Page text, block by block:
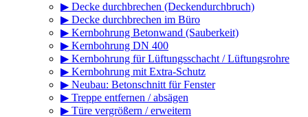
▶ Decke durchbrechen (Deckendurchbruch)
▶ Decke durchbrechen im Büro
▶ Kernbohrung Betonwand (Sauberkeit)
▶ Kernbohrung DN 400
▶ Kernbohrung für Lüftungsschacht / Lüftungsrohre
▶ Kernbohrung mit Extra-Schutz
▶ Neubau: Betonschnitt für Fenster
▶ Treppe entfernen / absägen
▶ Türe vergrößern / erweitern